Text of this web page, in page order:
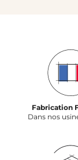
Fabrication
Dans nos